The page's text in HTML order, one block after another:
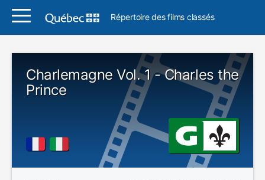
Répertoire des films classés
Charlemagne Vol. 1 - Charles the
Prince